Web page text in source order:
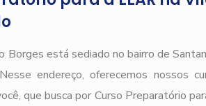
Borges está sediado no bairro de
endereço, oferecemos nossos
que busca por Curso Preparatório